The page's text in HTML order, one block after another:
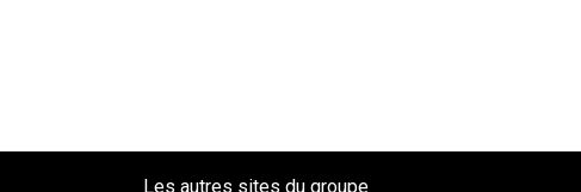
Les autres sites du groupe